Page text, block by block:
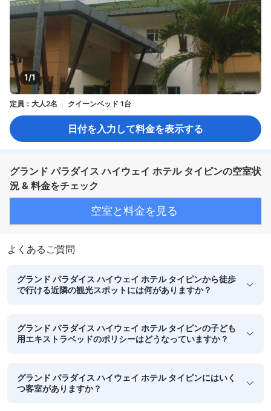
1/1
定員：大人2名 クイーンベッド 1台
日付を入力して料金を表示する
グランド パラダイス ハイウェイ ホテル タイピンの空室状
況 & 料金をチェック
空室と料金を見る
よくあるご質問
グランド パラダイス ハイウェイ ホテル タイピンから徒歩
で行ける近隣の観光スポットには何がありますか？
グランド パラダイス ハイウェイ ホテル タイピンの子ども
用エキストラベッドのポリシーはどうなっていますか？
グランド パラダイス ハイウェイ ホテル タイピンにはいく
つ客室がありますか？